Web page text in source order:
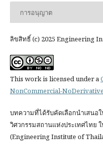
การอนุญาต
ลิขสิทธิ์ (c) 2025 Engineering
This work is licensed under a
NonCommercial-
บทความที่ได้รับคัดเลือกนำเสนอ
วิศวกรรมสถานแห่งประเทศไทย
(Engineering Institute of